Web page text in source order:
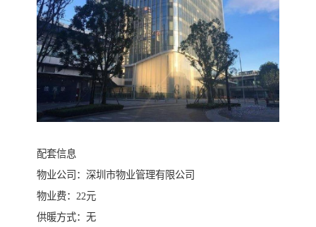
配套信息
物业公司：深圳市物业管理有限公司
物业费：22元
供暖方式：无